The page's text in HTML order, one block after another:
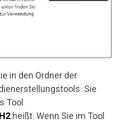
in den Ordner der
Sie
Tool
heißt. Wenn Sie im Tool